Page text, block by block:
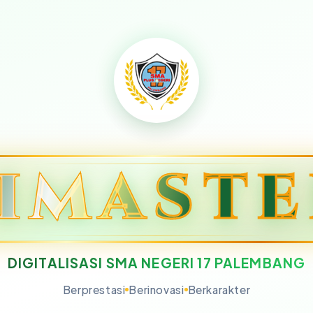
DIGITALISASI SMA NEGERI 17 PALEMBANG
Berprestasi Berinovasi Berkarakter